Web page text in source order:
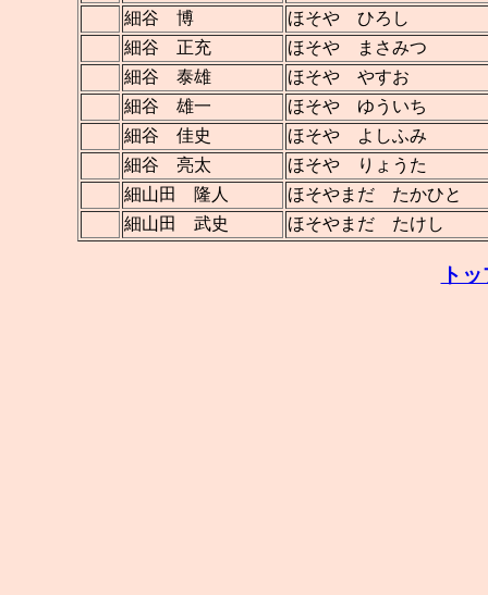
細谷 博
ほそや ひろし
細谷 正充
ほそや まさみつ
細谷 泰雄
ほそや やすお
細谷 雄一
ほそや ゆういち
細谷 佳史
ほそや よしふみ
細谷 亮太
ほそや りょうた
細山田 隆人
ほそやまだ たかひと
細山田 武史
ほそやまだ たけし
ト